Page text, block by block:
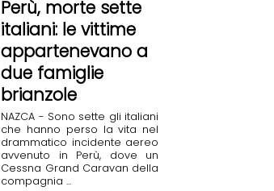
Perù, morte sette
italiani: le vittime
appartenevano a
due famiglie
brianzole
NAZCA - Sono sette gli italiani
che hanno perso la vita nel
drammatico incidente aereo
avvenuto in Perù, dove un
Cessna Grand Caravan della
compagnia ...